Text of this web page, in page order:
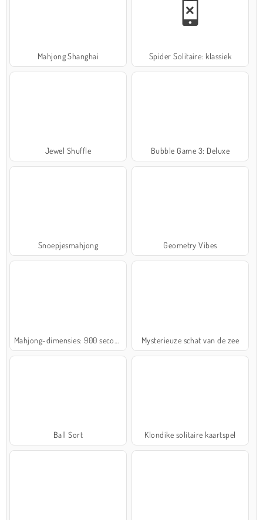
Mahjong Shanghai Spider Solitaire: klassiek
Jewel Shuffle Bubble Game 3: Deluxe
Snoepjesmahjong Geometry Vibes
Mysterieuze schat van de zee
Ball Sort Klondike solitaire kaartspel